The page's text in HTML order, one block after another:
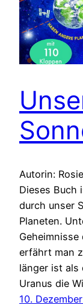
Autorin:
Dieses Buch
durch unser
Planeten.
Geheimnisse
erfährt man
länger ist als
Uranus die
10.